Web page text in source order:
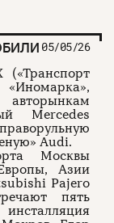
05/05/26
Mercedes
Audi.
Москвы
Азии
Pajero
пять